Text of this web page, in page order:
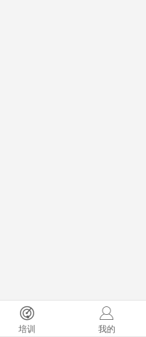
培训 我的